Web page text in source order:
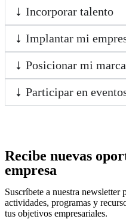
Incorporar talento
Implantar mi
Posicionar mi marca
Participar en
Recibe nuevas
empresa
Suscríbete a nuestra newsletter
actividades, programas y
tus objetivos empresariales.